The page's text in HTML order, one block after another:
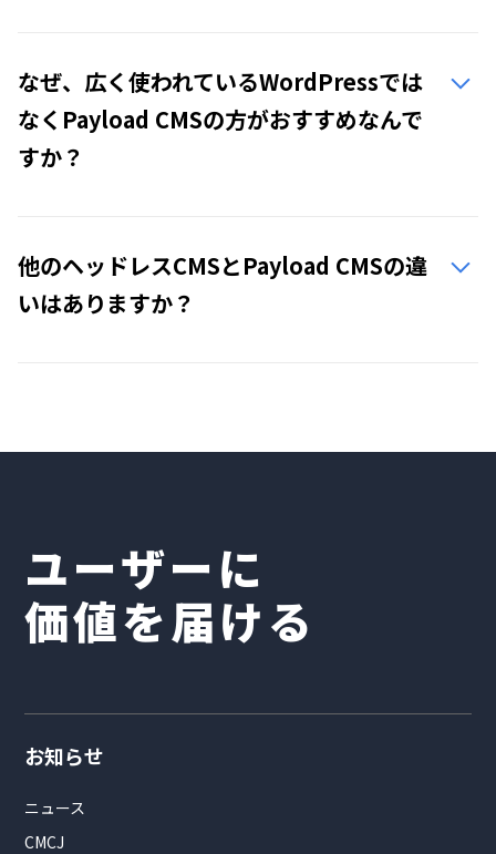
なぜ、広く使われているWordPressでは
なくPayload CMSの方がおすすめなんで
すか？
他のヘッドレスCMSとPayload CMSの違
いはありますか？
ユーザーに
価値を届ける
お知らせ
ニュース
CMCJ